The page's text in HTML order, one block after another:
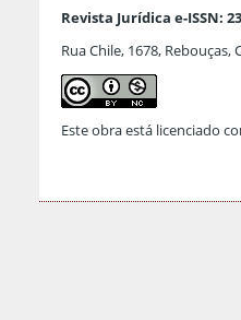
Revista Jurídica e-ISSN:
Rua Chile, 1678, Rebouças,
Este obra está licenciado